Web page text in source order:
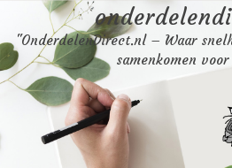
content
"OnderdelenDirect.nl – Waar
samenkomen